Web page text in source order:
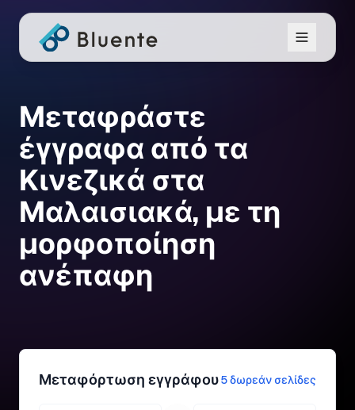
Μεταφράστε
έγγραφα από τα
Κινεζικά στα
Μαλαισιακά, με τη
μορφοποίηση
ανέπαφη
Μεταφόρτωση εγγράφου5 δωρεάν σελίδες